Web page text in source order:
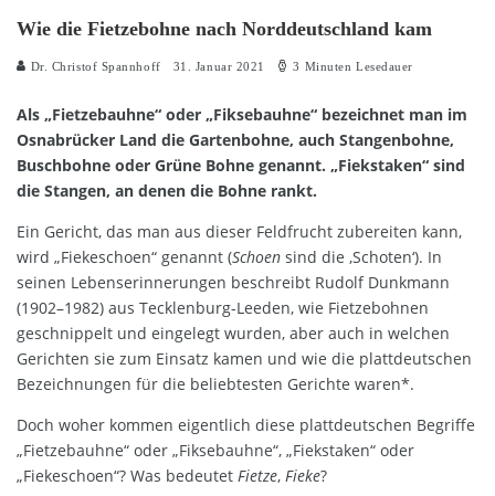
Wie die Fietzebohne nach Norddeutschland kam
Dr. Christof Spannhoff 31. Januar 2021 3 Minuten Lesedauer
Als „Fietzebauhne“ oder „Fiksebauhne“ bezeichnet man im
Osnabrücker Land die Gartenbohne, auch Stangenbohne,
Buschbohne oder Grüne Bohne genannt. „Fiekstaken“ sind
die Stangen, an denen die Bohne rankt.
Ein Gericht, das man aus dieser Feldfrucht zubereiten kann,
wird „Fiekeschoen“ genannt (Schoen sind die ‚Schoten‘). In
seinen Lebenserinnerungen beschreibt Rudolf Dunkmann
(1902–1982) aus Tecklenburg-Leeden, wie Fietzebohnen
geschnippelt und eingelegt wurden, aber auch in welchen
Gerichten sie zum Einsatz kamen und wie die plattdeutschen
Bezeichnungen für die beliebtesten Gerichte waren*.
Doch woher kommen eigentlich diese plattdeutschen Begriffe
„Fietzebauhne“ oder „Fiksebauhne“, „Fiekstaken“ oder
„Fiekeschoen“? Was bedeutet Fietze, Fieke?